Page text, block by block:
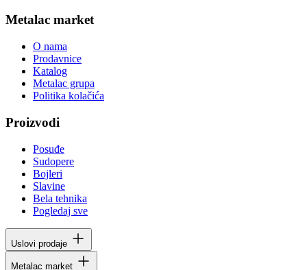
Metalac market
O nama
Prodavnice
Katalog
Metalac grupa
Politika kolačića
Proizvodi
Posuđe
Sudopere
Bojleri
Slavine
Bela tehnika
Pogledaj sve
Uslovi prodaje
Metalac market